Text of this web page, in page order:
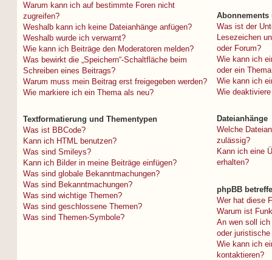
Warum kann ich auf bestimmte Foren nicht
zugreifen?
Weshalb kann ich keine Dateianhänge anfügen?
Weshalb wurde ich verwarnt?
Wie kann ich Beiträge den Moderatoren melden?
Was bewirkt die „Speichern“-Schaltfläche beim
Schreiben eines Beitrags?
Warum muss mein Beitrag erst freigegeben werden?
Wie markiere ich ein Thema als neu?
Textformatierung und Thementypen
Was ist BBCode?
Kann ich HTML benutzen?
Was sind Smileys?
Kann ich Bilder in meine Beiträge einfügen?
Was sind globale Bekanntmachungen?
Was sind Bekanntmachungen?
Was sind wichtige Themen?
Was sind geschlossene Themen?
Was sind Themen-Symbole?
Abonnements
Was ist der
Lesezeichen
oder Forum?
Wie kann ich
oder ein
Wie kann ich
Wie
Dateianhänge
Welche
zulässig?
Kann ich eine
erhalten?
phpBB
Wer hat diese
Warum ist
An wen soll
oder
Wie kann ich
kontaktieren?